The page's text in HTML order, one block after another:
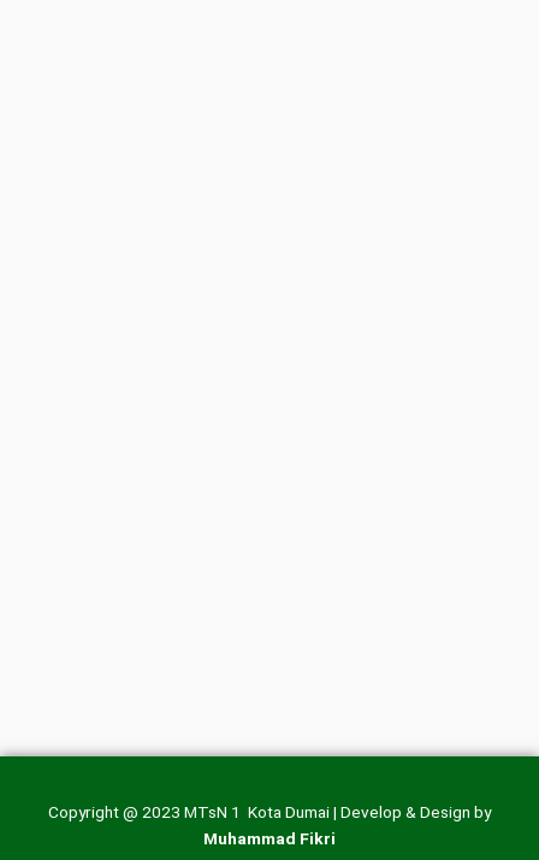
Copyright @ 2023 MTsN 1 Kota Dumai | Develop & Design by
Muhammad Fikri